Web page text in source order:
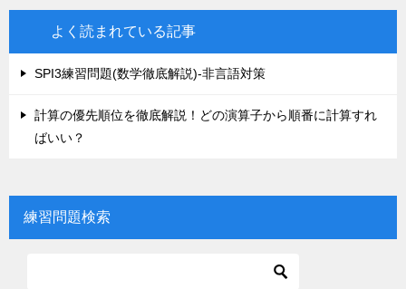
よく読まれている記事
SPI3練習問題(数学徹底解説)-非言語対策
計算の優先順位を徹底解説！どの演算子から順番に計算すれ
ばいい？
練習問題検索